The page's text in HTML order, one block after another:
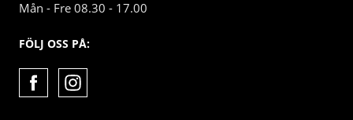
Mån - Fre 08.30 - 17.00
FÖLJ OSS PÅ: